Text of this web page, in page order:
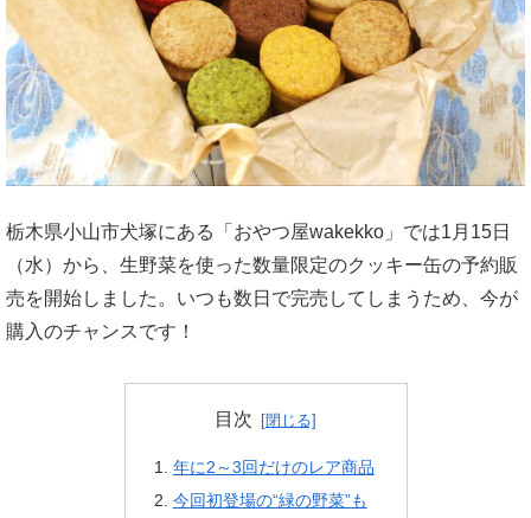
栃木県小山市犬塚にある「おやつ屋wakekko」では1月15日
（水）から、生野菜を使った数量限定のクッキー缶の予約販
売を開始しました。いつも数日で完売してしまうため、今が
購入のチャンスです！
目次
年に2～3回だけのレア商品
今回初登場の“緑の野菜”も